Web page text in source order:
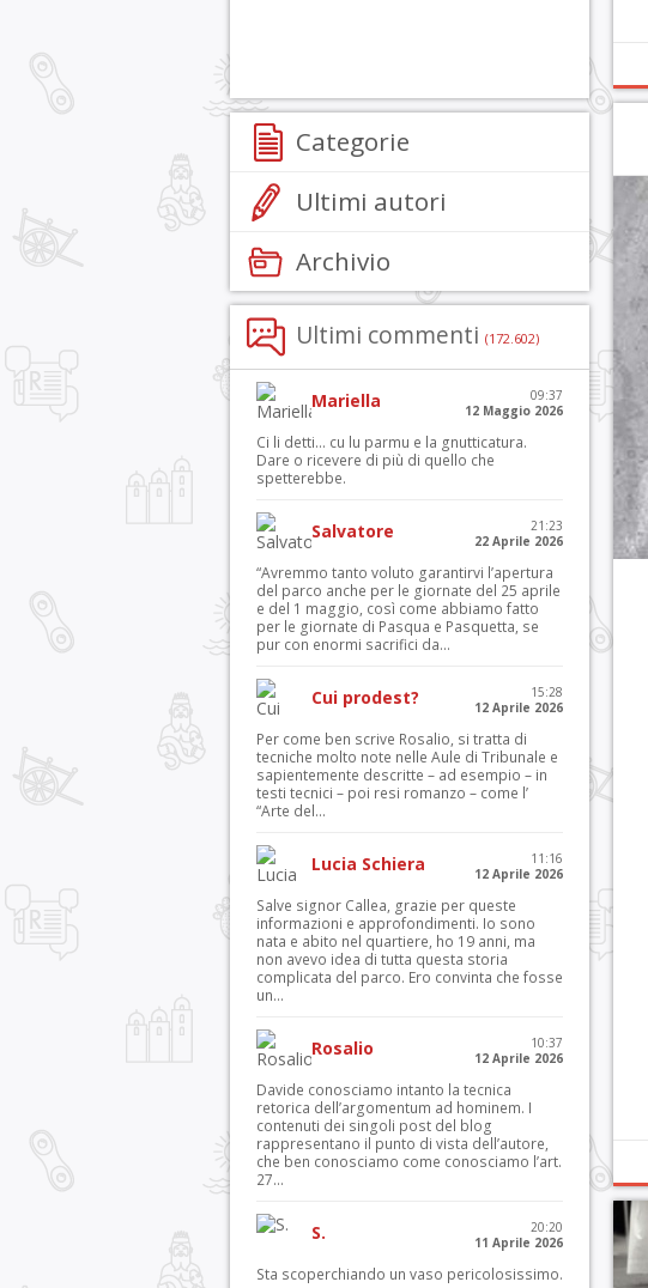
Categorie
Ultimi autori
Archivio
Ultimi commenti (172.602)
Mariella
09:37
12 Maggio 2026
Ci li detti… cu lu parmu e la gnutticatura.
Dare o ricevere di più di quello che
spetterebbe.
Salvatore
21:23
22 Aprile 2026
“Avremmo tanto voluto garantirvi l’apertura
del parco anche per le giornate del 25 aprile
e del 1 maggio, così come abbiamo fatto
per le giornate di Pasqua e Pasquetta, se
pur con enormi sacrifici da...
Cui prodest?
15:28
12 Aprile 2026
Per come ben scrive Rosalio, si tratta di
tecniche molto note nelle Aule di Tribunale e
sapientemente descritte – ad esempio – in
testi tecnici – poi resi romanzo – come l’
“Arte del...
Lucia Schiera
11:16
12 Aprile 2026
Salve signor Callea, grazie per queste
informazioni e approfondimenti. Io sono
nata e abito nel quartiere, ho 19 anni, ma
non avevo idea di tutta questa storia
complicata del parco. Ero convinta che fosse
un...
Rosalio
10:37
12 Aprile 2026
Davide conosciamo intanto la tecnica
retorica dell’argomentum ad hominem. I
contenuti dei singoli post del blog
rappresentano il punto di vista dell’autore,
che ben conosciamo come conosciamo l’art.
27...
S.
20:20
11 Aprile 2026
Sta scoperchiando un vaso pericolosissimo.